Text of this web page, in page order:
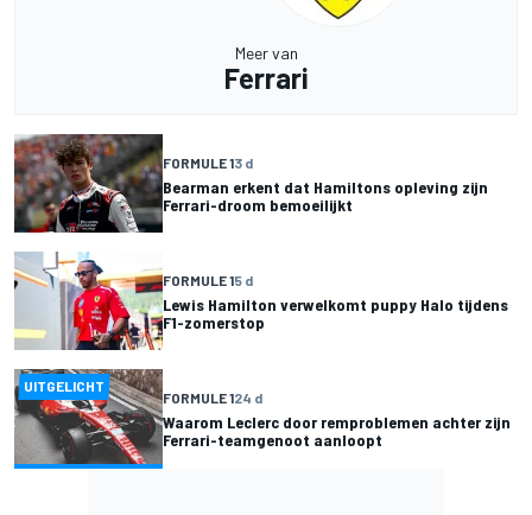
Meer van
Ferrari
FORMULE 13 d
Bearman erkent dat Hamiltons opleving zijn
Ferrari-droom bemoeilijkt
FORMULE 15 d
Lewis Hamilton verwelkomt puppy Halo tijdens
F1-zomerstop
UITGELICHT
FORMULE 124 d
Waarom Leclerc door remproblemen achter zijn
Ferrari-teamgenoot aanloopt